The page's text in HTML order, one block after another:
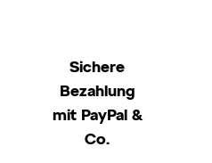
Sichere
Bezahlung
mit PayPal &
Co.